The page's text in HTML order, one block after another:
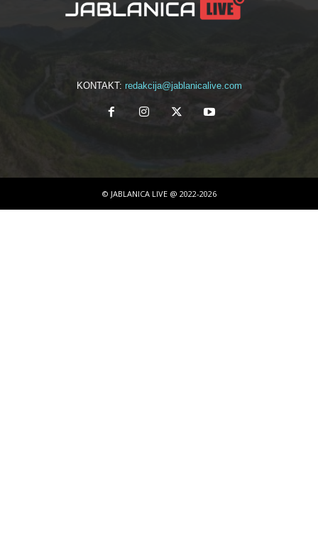
KONTAKT: redakcija@jablanicalive.com
© JABLANICA LIVE @ 2022-2026